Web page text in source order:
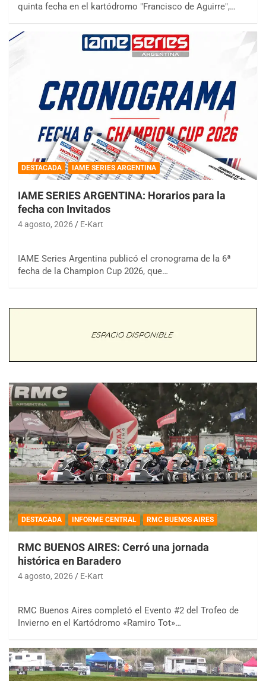
quinta fecha en el kartódromo "Francisco de Aguirre",…
DESTACADA IAME SERIES ARGENTINA
IAME SERIES ARGENTINA: Horarios para la
fecha con Invitados
4 agosto, 2026 E-Kart
IAME Series Argentina publicó el cronograma de la 6ª
fecha de la Champion Cup 2026, que…
DESTACADA INFORME CENTRAL RMC BUENOS AIRES
RMC BUENOS AIRES: Cerró una jornada
histórica en Baradero
4 agosto, 2026 E-Kart
RMC Buenos Aires completó el Evento #2 del Trofeo de
Invierno en el Kartódromo «Ramiro Tot»…